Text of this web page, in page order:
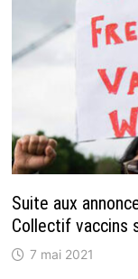
Suite aux
Collectif vaccins
7 mai 2021